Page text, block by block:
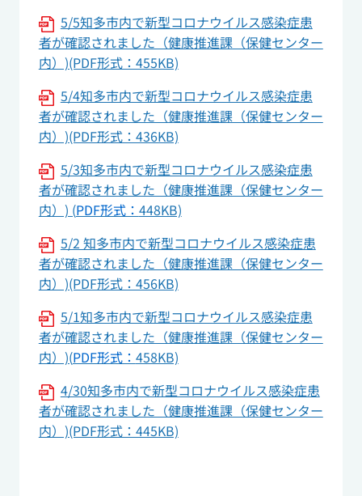
5/5知多市内で新型コロナウイルス感染症患
者が確認されました（健康推進課（保健センター
内）)(PDF形式：455KB)
5/4知多市内で新型コロナウイルス感染症患
者が確認されました（健康推進課（保健センター
内）)(PDF形式：436KB)
5/3知多市内で新型コロナウイルス感染症患
者が確認されました（健康推進課（保健センター
内）) (PDF形式： 448KB)
5/2 知多市内で新型コロナウイルス感染症患
者が確認されました（健康推進課（保健センター
内）)(PDF形式：456KB)
5/1知多市内で新型コロナウイルス感染症患
者が確認されました（健康推進課（保健センター
内）)(PDF形式： 458KB)
4/30知多市内で新型コロナウイルス感染症患
者が確認されました（健康推進課（保健センター
内）)(PDF形式：445KB)